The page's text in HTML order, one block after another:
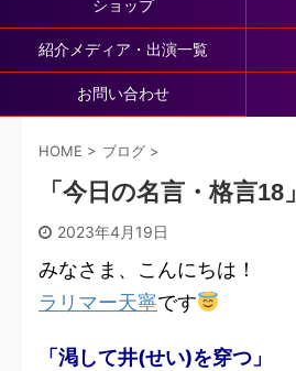
ショップ
紹介メディア・出演一覧
お問い合わせ
HOME > ブログ >
「今日の名言・格言18」
2023年4月19日
みなさま、こんにちは！
ラリマー天寧です
「渇して井(せい)を穿つ」